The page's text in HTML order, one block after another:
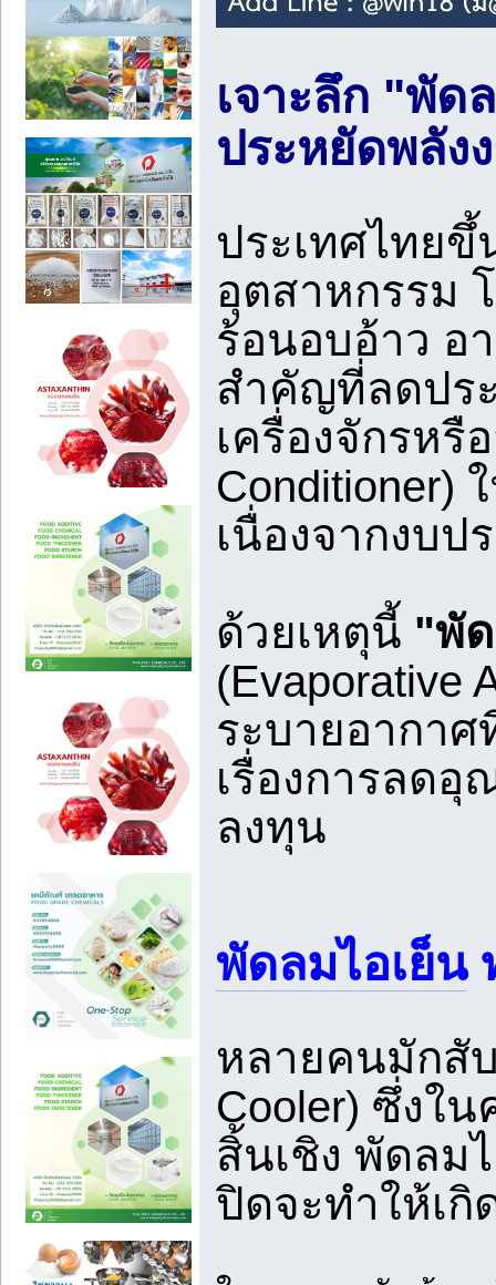
เจาะลึก "พัด
ประหยัดพลัง
ประเทศไทยขึ้
อุตสาหกรรม
ร้อนอบอ้าว อ
สำคัญที่ลดปร
เครื่องจักรหรื
เนื่องจากงบ
ด้วยเหตุนี้ "พั
(Evaporative
ระบายอากา
เรื่องการลด
ลงทุน
พัดลมไอเย็น
หลายคนมักสั
Cooler) ซึ่งใ
สิ้นเชิง พัดลม
ปิดจะทำให้เ